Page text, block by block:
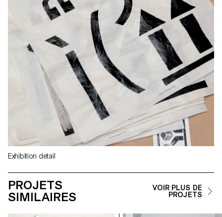
Exhibition detail
PROJETS
SIMILAIRES
VOIR PLUS DE
PROJETS